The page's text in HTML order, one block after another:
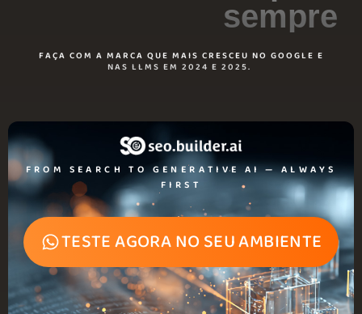
sempre
FAÇA COM A MARCA QUE MAIS CRESCEU NO GOOGLE E
NAS LLMS EM 2024 E 2025.
FROM SEARCH TO GENERATIVE AI — ALWAYS
FIRST
TESTE AGORA NO SEU AMBIENTE